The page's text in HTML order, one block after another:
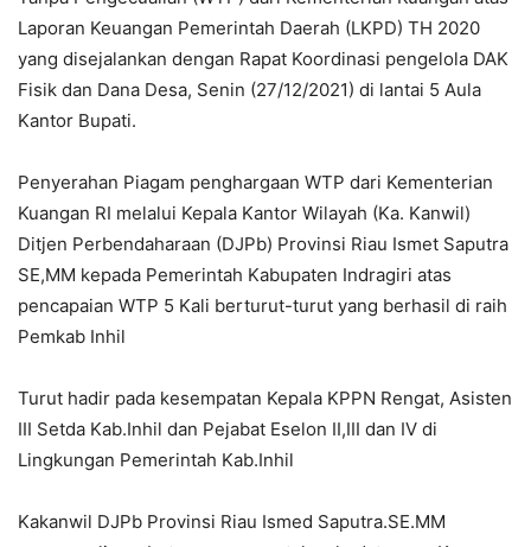
Laporan Keuangan Pemerintah Daerah (LKPD) TH 2020
yang disejalankan dengan Rapat Koordinasi pengelola DAK
Fisik dan Dana Desa, Senin (27/12/2021) di lantai 5 Aula
Kantor Bupati.
Penyerahan Piagam penghargaan WTP dari Kementerian
Kuangan RI melalui Kepala Kantor Wilayah (Ka. Kanwil)
Ditjen Perbendaharaan (DJPb) Provinsi Riau Ismet Saputra
SE,MM kepada Pemerintah Kabupaten Indragiri atas
pencapaian WTP 5 Kali berturut-turut yang berhasil di raih
Pemkab Inhil
Turut hadir pada kesempatan Kepala KPPN Rengat, Asisten
III Setda Kab.Inhil dan Pejabat Eselon II,III dan IV di
Lingkungan Pemerintah Kab.Inhil
Kakanwil DJPb Provinsi Riau Ismed Saputra.SE.MM